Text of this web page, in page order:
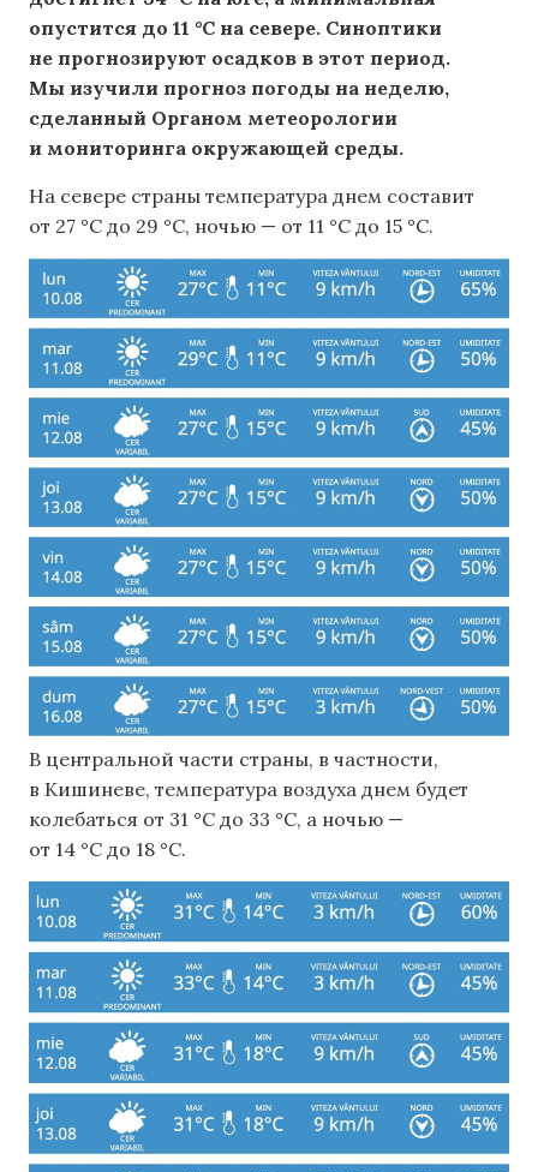
опустится до 11 °C на севере. Синоптики
не прогнозируют осадков в этот период.
Мы изучили прогноз погоды на неделю,
сделанный Органом метеорологии
и мониторинга окружающей среды.
На севере страны температура днем ​​составит
от 27 °C до 29 °C, ночью — от 11 °C до 15 °C.
В центральной части страны, в частности,
в Кишиневе, температура воздуха днем ​​будет
колебаться от 31 °C до 33 °C, а ночью —
от 14 °C до 18 °C.